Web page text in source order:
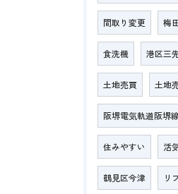
間取り変更 梅
食洗機 港区三
土地売買 土地
阪堺電気軌道阪堺線
住みやすい 活
鶴見区今津 リ